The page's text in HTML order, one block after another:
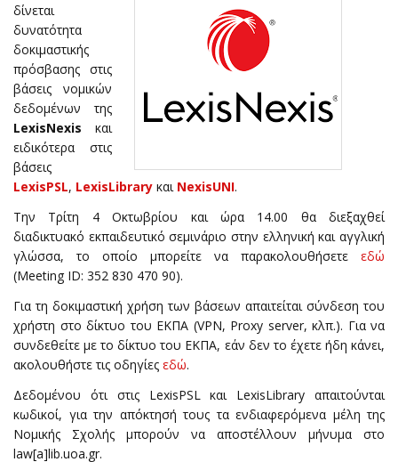
δίνεται
δυνατότητα
δοκιμαστικής
πρόσβασης στις
βάσεις νομικών
δεδομένων της
LexisNexis και
ειδικότερα στις
βάσεις
LexisPSL, LexisLibrary και NexisUNI.
Tην Τρίτη 4 Οκτωβρίου και ώρα 14.00 θα διεξαχθεί
διαδικτυακό εκπαιδευτικό σεμινάριο στην ελληνική και αγγλική
γλώσσα, το οποίο μπορείτε να παρακολουθήσετε εδώ
(Meeting ID: 352 830 470 90).
Για τη δοκιμαστική χρήση των βάσεων απαιτείται σύνδεση του
χρήστη στο δίκτυο του ΕΚΠΑ (VPN, Proxy server, κλπ.). Για να
συνδεθείτε με το δίκτυο του ΕΚΠΑ, εάν δεν το έχετε ήδη κάνει,
ακολουθήστε τις οδηγίες εδώ.
Δεδομένου ότι στις LexisPSL και LexisLibrary απαιτούνται
κωδικοί, για την απόκτησή τους τα ενδιαφερόμενα μέλη της
Νομικής Σχολής μπορούν να αποστέλλουν μήνυμα στο
law[a]lib.uoa.gr.